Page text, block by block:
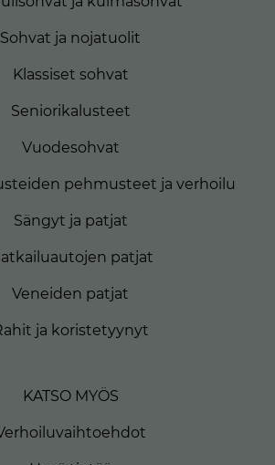
Sohvat ja nojatuolit
Klassiset sohvat
Seniorikalusteet
Vuodesohvat
pehmusteet ja verhoilu
Sängyt ja patjat
patjat
Veneiden patjat
ja koristetyynyt
KATSO MYÖS